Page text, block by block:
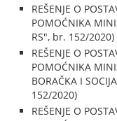
REŠENJE O
POMOĆNIKA
RS", br. 152/2020)
REŠENJE O
POMOĆNIKA
BORAČKA I
152/2020)
REŠENJE O